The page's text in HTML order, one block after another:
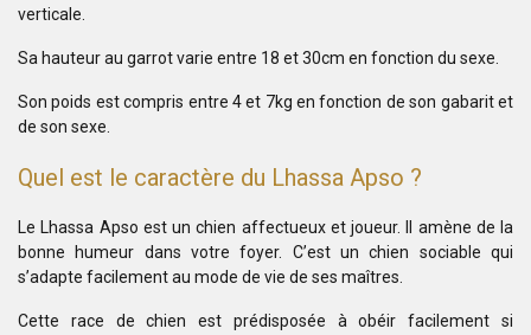
verticale.
Sa hauteur au garrot varie entre 18 et 30cm en fonction du sexe.
Son poids est compris entre 4 et 7kg en fonction de son gabarit et
de son sexe.
Quel est le caractère du Lhassa Apso ?
Le Lhassa Apso est un chien affectueux et joueur. Il amène de la
bonne humeur dans votre foyer. C’est un chien sociable qui
s’adapte facilement au mode de vie de ses maîtres.
Cette race de chien est prédisposée à obéir facilement si